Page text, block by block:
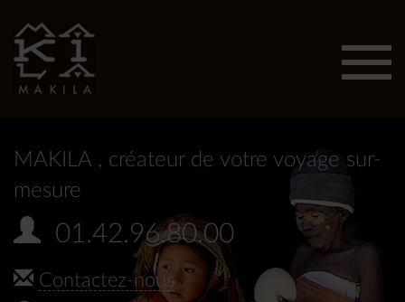
MAKILA , créateur de votre voyage sur-
mesure
01.42.96.80.00
Contactez-nous